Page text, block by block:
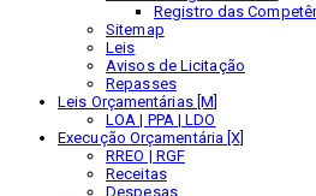
Registro das
Sitemap
Leis
Avisos de Licitação
Repasses
Leis Orçamentárias [M]
LOA | PPA | LDO
Execução Orçamentária [X]
RREO | RGF
Receitas
Despesas